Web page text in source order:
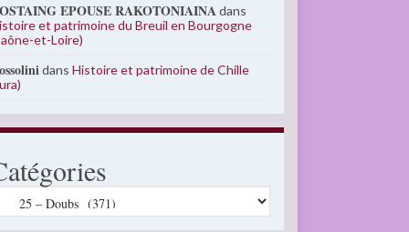
EPOUSE RAKOTONIAINAdans
et patrimoine du Breuil en Bourgogne
et-Loire)
dansHistoire et patrimoine de Chille